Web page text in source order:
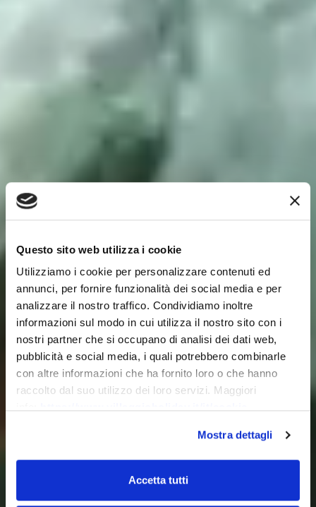
Questo sito web utilizza i cookie
Utilizziamo i cookie per personalizzare contenuti ed
annunci, per fornire funzionalità dei social media e per
analizzare il nostro traffico. Condividiamo inoltre
informazioni sul modo in cui utilizza il nostro sito con i
nostri partner che si occupano di analisi dei dati web,
pubblicità e social media, i quali potrebbero combinarle
con altre informazioni che ha fornito loro o che hanno
raccolto dal suo utilizzo dei loro servizi. Maggiori
Mostra dettagli
Accetta tutti